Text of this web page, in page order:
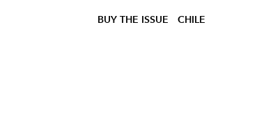
BUY THE ISSUE CHILE